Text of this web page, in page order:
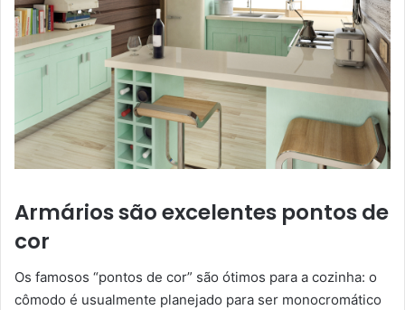
Armários são excelentes pontos de
cor
Os famosos “pontos de cor” são ótimos para a cozinha: o
cômodo é usualmente planejado para ser monocromático